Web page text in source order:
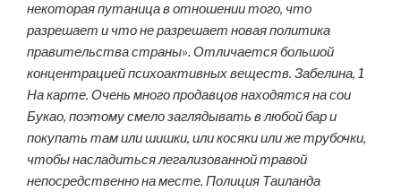
некоторая путаница в отношении того, что
разрешает и что не разрешает новая политика
правительства страны». Отличается большой
концентрацией психоактивных веществ. Забелина, 1
На карте. Очень много продавцов находятся на сои
Букао, поэтому смело заглядывать в любой бар и
покупать там или шишки, или косяки или же трубочки,
чтобы насладиться легализованной травой
непосредственно на месте. Полиция Таиланда